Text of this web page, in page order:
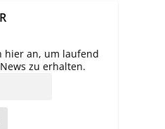
hier an, um laufend
zu erhalten.